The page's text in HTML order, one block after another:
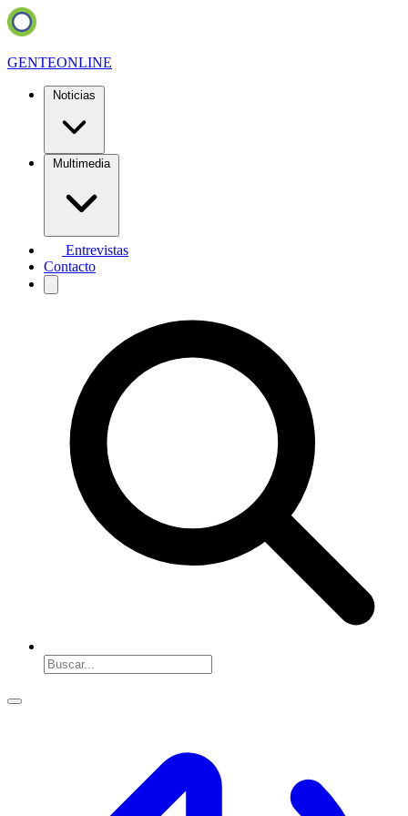
GENTEONLINE
Noticias
Multimedia
Entrevistas
Contacto